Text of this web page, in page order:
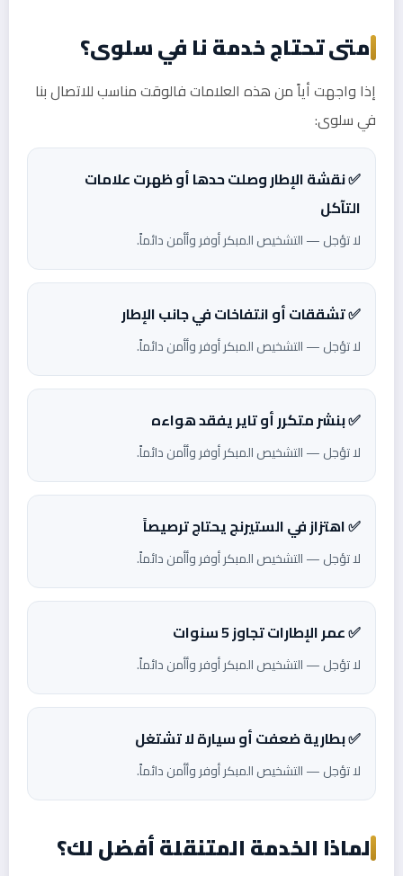
متى تحتاج خدمة نا في سلوى؟
إذا واجهت أياً من هذه العلامات فالوقت مناسب للاتصال بنا
في سلوى:
✅ نقشة الإطار وصلت حدها أو ظهرت علامات
التآكل
لا تؤجل — التشخيص المبكر أوفر وأأمن دائماً.
✅ تشققات أو انتفاخات في جانب الإطار
لا تؤجل — التشخيص المبكر أوفر وأأمن دائماً.
✅ بنشر متكرر أو تاير يفقد هواءه
لا تؤجل — التشخيص المبكر أوفر وأأمن دائماً.
✅ اهتزاز في الستيرنج يحتاج ترصيصاً
لا تؤجل — التشخيص المبكر أوفر وأأمن دائماً.
✅ عمر الإطارات تجاوز 5 سنوات
لا تؤجل — التشخيص المبكر أوفر وأأمن دائماً.
✅ بطارية ضعفت أو سيارة لا تشتغل
لا تؤجل — التشخيص المبكر أوفر وأأمن دائماً.
لماذا الخدمة المتنقلة أفضل لك؟